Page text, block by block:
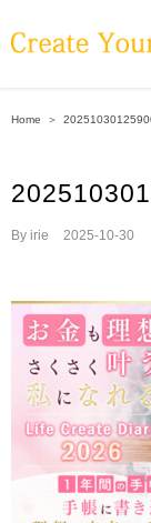
to
Home ＞
By irie 2025-10-30